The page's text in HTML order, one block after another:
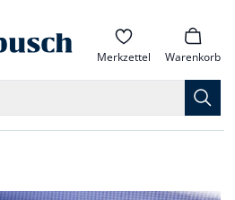
Startseite Merkzettel Warenkorb